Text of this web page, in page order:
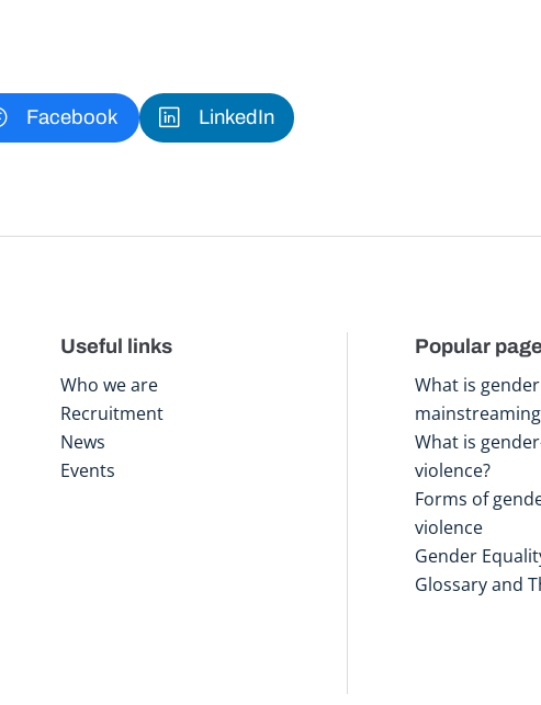
Facebook LinkedIn
Useful links
Who we are
Recruitment
News
Events
Popular
What is gender
What is
violence?
Forms of
violence
Gender
Glossary and